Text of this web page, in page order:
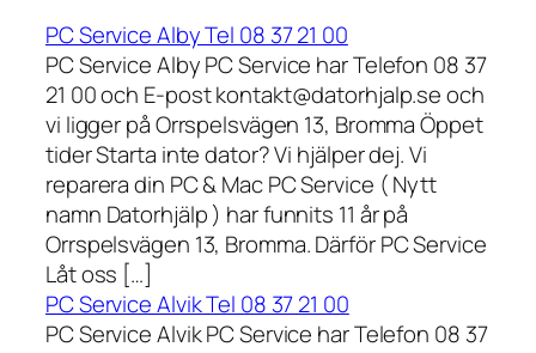
PC Service Alby Tel 08 37 21 00
PC Service Alby PC Service har Telefon 08 37
21 00 och E-post kontakt@datorhjalp.se och
vi ligger på Orrspelsvägen 13, Bromma Öppet
tider Starta inte dator? Vi hjälper dej. Vi
reparera din PC & Mac PC Service ( Nytt
namn Datorhjälp ) har funnits 11 år på
Orrspelsvägen 13, Bromma. Därför PC Service
Låt oss […]
PC Service Alvik Tel 08 37 21 00
PC Service Alvik PC Service har Telefon 08 37